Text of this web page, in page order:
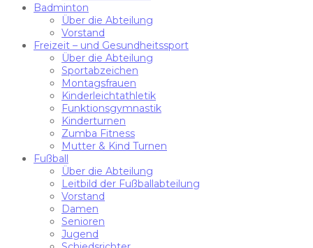
Badminton
Über die Abteilung
Vorstand
Freizeit – und Gesundheitssport
Über die Abteilung
Sportabzeichen
Montagsfrauen
Kinderleichtathletik
Funktionsgymnastik
Kinderturnen
Zumba Fitness
Mutter & Kind Turnen
Fußball
Über die Abteilung
Leitbild der Fußballabteilung
Vorstand
Damen
Senioren
Jugend